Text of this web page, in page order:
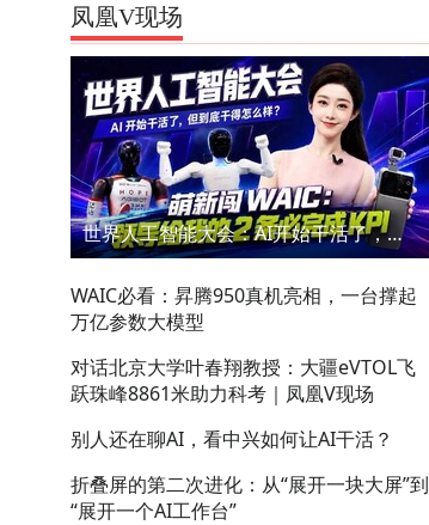
凤凰V现场
世界人工智能大会：AI开始干活了，但到底干的怎么样？萌新闯WAIC
WAIC必看：昇腾950真机亮相，一台撑起
万亿参数大模型
对话北京大学叶春翔教授：大疆eVTOL飞
跃珠峰8861米助力科考｜凤凰V现场
别人还在聊AI，看中兴如何让AI干活？
折叠屏的第二次进化：从“展开一块大屏”到
“展开一个AI工作台”